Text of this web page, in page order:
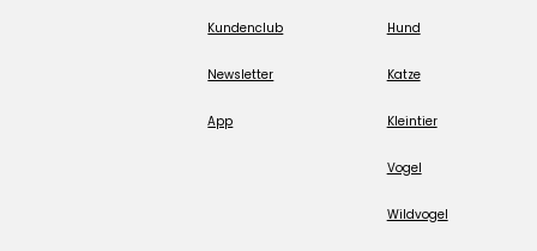
Kundenclub
Newsletter
App
Hund
Katze
Kleintier
Vogel
Wildvogel